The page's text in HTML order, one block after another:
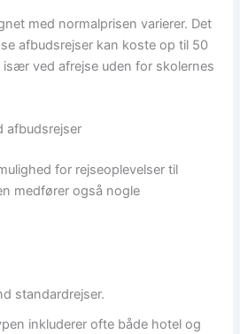
med normalprisen varierer. Det
afbudsrejser kan koste op til 50
især ved afrejse uden for skolernes
afbudsrejser
for rejseoplevelser til
medfører også nogle
standardrejser.
inkluderer ofte både hotel og